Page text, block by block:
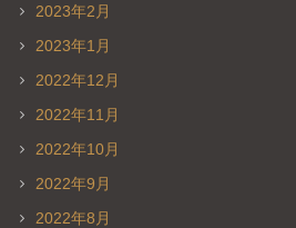
2023年2月
2023年1月
2022年12月
2022年11月
2022年10月
2022年9月
2022年8月